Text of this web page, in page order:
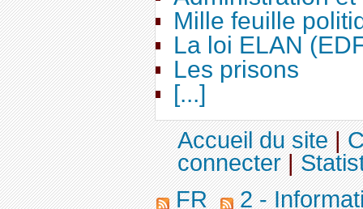
Mille feuille
La loi ELAN
Les prisons
[...]
Accueil du site|
connecter|
FR
2 -